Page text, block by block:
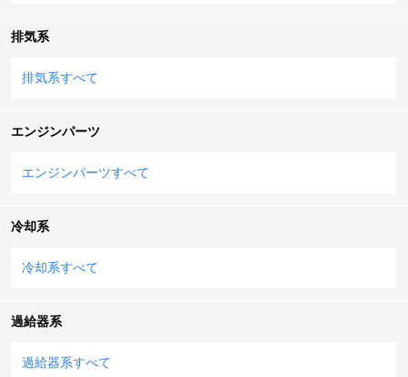
排気系
排気系すべて
エンジンパーツ
エンジンパーツすべて
冷却系
冷却系すべて
過給器系
過給器系すべて